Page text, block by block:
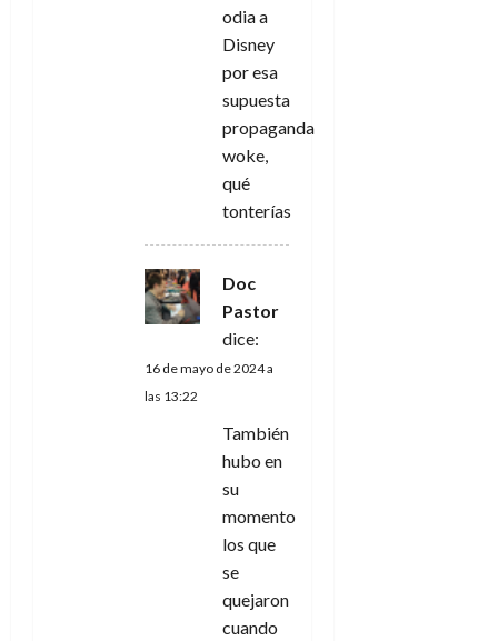
odia a
Disney
por esa
supuesta
propaganda
woke,
qué
tonterías
Doc
Pastor
dice:
16 de mayo de 2024 a
las 13:22
También
hubo en
su
momento
los que
se
quejaron
cuando